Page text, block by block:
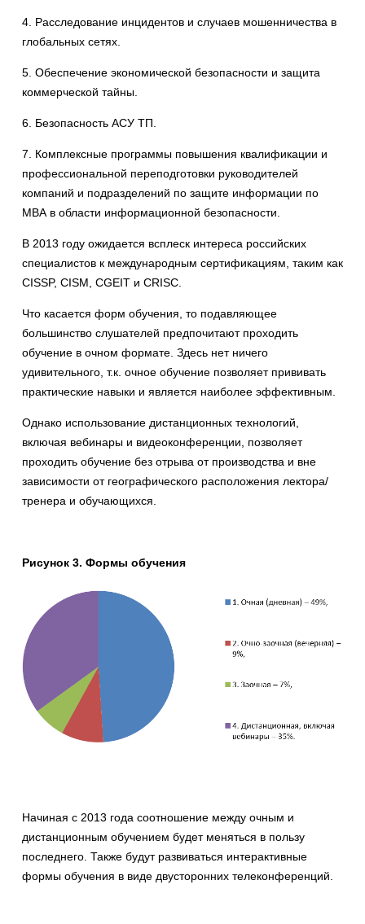
4. Расследование инцидентов и случаев мошенничества в
глобальных сетях.
5. Обеспечение экономической безопасности и защита
коммерческой тайны.
6. Безопасность АСУ ТП.
7. Комплексные программы повышения квалификации и
профессиональной переподготовки руководителей
компаний и подразделений по защите информации по
МВА в области информационной безопасности.
В 2013 году ожидается всплеск интереса российских
специалистов к международным сертификациям, таким как
CISSP, CISM, CGEIT и CRISC.
Что касается форм обучения, то подавляющее
большинство слушателей предпочитают проходить
обучение в очном формате. Здесь нет ничего
удивительного, т.к. очное обучение позволяет прививать
практические навыки и является наиболее эффективным.
Однако использование дистанционных технологий,
включая вебинары и видеоконференции, позволяет
проходить обучение без отрыва от производства и вне
зависимости от географического расположения лектора/
тренера и обучающихся.
Рисунок 3. Формы обучения
Начиная с 2013 года соотношение между очным и
дистанционным обучением будет меняться в пользу
последнего. Также будут развиваться интерактивные
формы обучения в виде двусторонних телеконференций.